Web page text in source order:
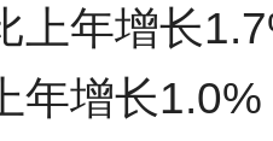
上年增长
年增长